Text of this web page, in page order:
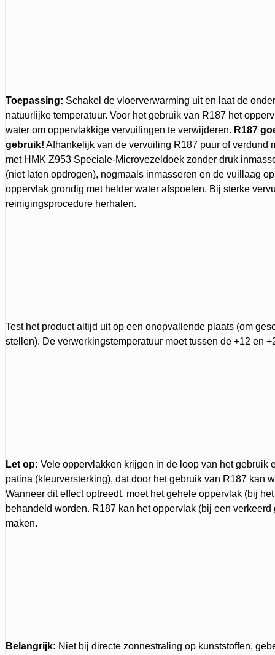
Toepassing: Schakel de vloerverwarming uit en laat de
natuurlijke temperatuur. Voor het gebruik van R187 het
water om oppervlakkige vervuilingen te verwijderen. R187
gebruik! Afhankelijk van de vervuiling R187 puur of verdund
met HMK Z953 Speciale-Microvezeldoek zonder druk
(niet laten opdrogen), nogmaals inmasseren en de vuillaag
oppervlak grondig met helder water afspoelen. Bij sterke
reinigingsprocedure herhalen.
Test het product altijd uit op een onopvallende plaats (om
stellen). De verwerkingstemperatuur moet tussen de +12 en
Let op: Vele oppervlakken krijgen in de loop van het gebruik
patina (kleurversterking), dat door het gebruik van R187 kan
Wanneer dit effect optreedt, moet het gehele oppervlak (bij
behandeld worden. R187 kan het oppervlak (bij een
maken.
Belangrijk: Niet bij directe zonnestraling op kunststoffen,